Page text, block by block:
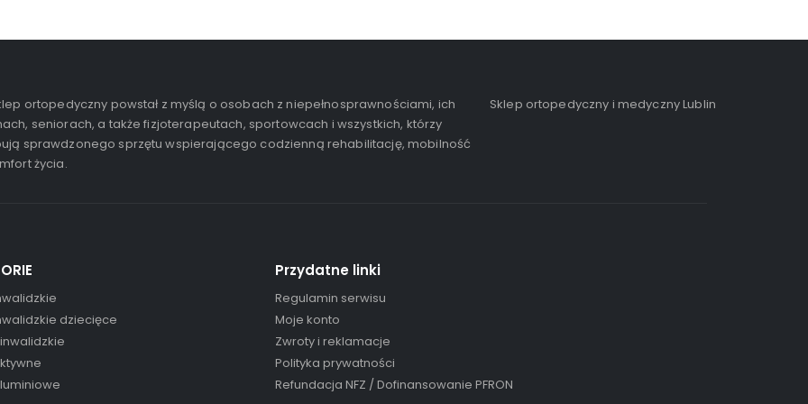
ortopedyczny powstał z myślą o osobach z niepełnosprawnościami, ich
seniorach, a także fizjoterapeutach, sportowcach i wszystkich, którzy
sprawdzonego sprzętu wspierającego codzienną rehabilitację, mobilność
życia.
Sklep ortopedyczny i medyczny Lublin
dziecięce
Przydatne linki
Regulamin serwisu
Moje konto
Zwroty i reklamacje
Polityka prywatności
Refundacja NFZ / Dofinansowanie PFRON